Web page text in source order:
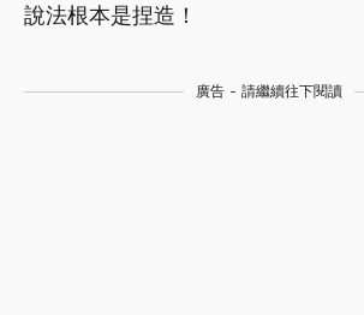
說法根本是捏造！
廣告 - 請繼續往下閱讀